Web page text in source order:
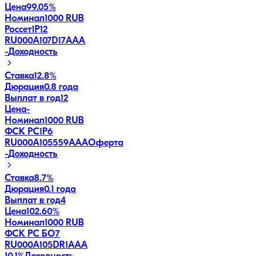
Цена99.05%
Номинал1000 RUB
Россет1Р12
RU000A107D17AAA
-Доходность
Ставка12.8%
Дюрация0.8 года
Выплат в год12
Цена-
Номинал1000 RUB
ФСК РС1Р6
RU000A105559AAAОферта
-Доходность
Ставка8.7%
Дюрация0.1 года
Выплат в год4
Цена102.60%
Номинал1000 RUB
ФСК РС БО7
RU000A105DR1AAA